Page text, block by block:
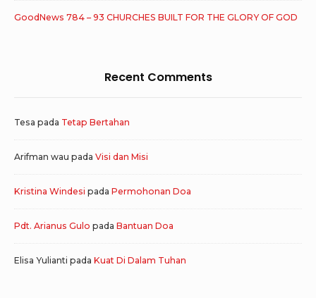
GoodNews 784 – 93 CHURCHES BUILT FOR THE GLORY OF GOD
Recent Comments
Tesa pada Tetap Bertahan
Arifman wau pada Visi dan Misi
Kristina Windesi pada Permohonan Doa
Pdt. Arianus Gulo pada Bantuan Doa
Elisa Yulianti pada Kuat Di Dalam Tuhan